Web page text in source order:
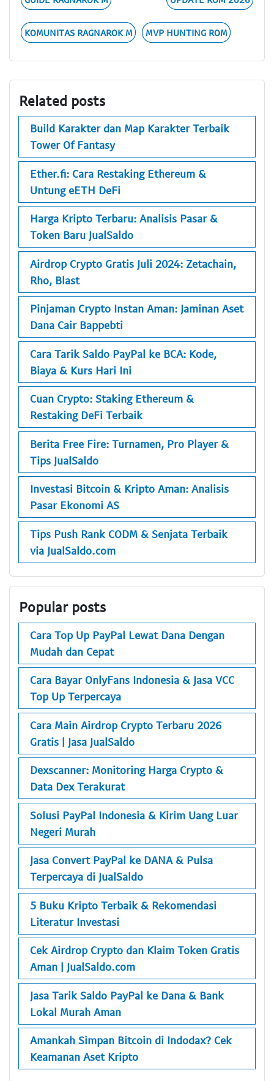
KOMUNITAS RAGNAROK M MVP HUNTING ROM
Related posts
Build Karakter dan Map Karakter Terbaik
Tower Of Fantasy
Ether.fi: Cara Restaking Ethereum &
Untung eETH DeFi
Harga Kripto Terbaru: Analisis Pasar &
Token Baru JualSaldo
Airdrop Crypto Gratis Juli 2024: Zetachain,
Rho, Blast
Pinjaman Crypto Instan Aman: Jaminan Aset
Dana Cair Bappebti
Cara Tarik Saldo PayPal ke BCA: Kode,
Biaya & Kurs Hari Ini
Cuan Crypto: Staking Ethereum &
Restaking DeFi Terbaik
Berita Free Fire: Turnamen, Pro Player &
Tips JualSaldo
Investasi Bitcoin & Kripto Aman: Analisis
Pasar Ekonomi AS
Tips Push Rank CODM & Senjata Terbaik
via JualSaldo.com
Popular posts
Cara Top Up PayPal Lewat Dana Dengan
Mudah dan Cepat
Cara Bayar OnlyFans Indonesia & Jasa VCC
Top Up Terpercaya
Cara Main Airdrop Crypto Terbaru 2026
Gratis | Jasa JualSaldo
Dexscanner: Monitoring Harga Crypto &
Data Dex Terakurat
Solusi PayPal Indonesia & Kirim Uang Luar
Negeri Murah
Jasa Convert PayPal ke DANA & Pulsa
Terpercaya di JualSaldo
5 Buku Kripto Terbaik & Rekomendasi
Literatur Investasi
Cek Airdrop Crypto dan Klaim Token Gratis
Aman | JualSaldo.com
Jasa Tarik Saldo PayPal ke Dana & Bank
Lokal Murah Aman
Amankah Simpan Bitcoin di Indodax? Cek
Keamanan Aset Kripto